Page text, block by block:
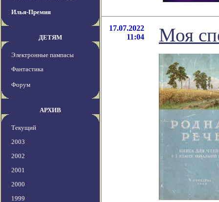
Илья-Премия
ДЕТЯМ
Электронные пампасы
Фантастика
Форум
АРХИВ
Текущий
2003
2002
2001
2000
1999
17.07.2022
11:04
Моя